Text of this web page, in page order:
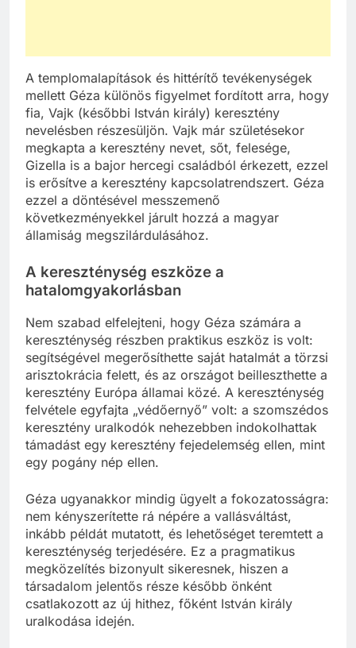
A templomalapítások és hittérítő tevékenységek
mellett Géza különös figyelmet fordított arra, hogy
fia, Vajk (későbbi István király) keresztény
nevelésben részesüljön. Vajk már születésekor
megkapta a keresztény nevet, sőt, felesége,
Gizella is a bajor hercegi családból érkezett, ezzel
is erősítve a keresztény kapcsolatrendszert. Géza
ezzel a döntésével messzemenő
következményekkel járult hozzá a magyar
államiság megszilárdulásához.
A kereszténység eszköze a
hatalomgyakorlásban
Nem szabad elfelejteni, hogy Géza számára a
kereszténység részben praktikus eszköz is volt:
segítségével megerősíthette saját hatalmát a törzsi
arisztokrácia felett, és az országot beilleszthette a
keresztény Európa államai közé. A kereszténység
felvétele egyfajta „védőernyő” volt: a szomszédos
keresztény uralkodók nehezebben indokolhattak
támadást egy keresztény fejedelemség ellen, mint
egy pogány nép ellen.
Géza ugyanakkor mindig ügyelt a fokozatosságra:
nem kényszerítette rá népére a vallásváltást,
inkább példát mutatott, és lehetőséget teremtett a
kereszténység terjedésére. Ez a pragmatikus
megközelítés bizonyult sikeresnek, hiszen a
társadalom jelentős része később önként
csatlakozott az új hithez, főként István király
uralkodása idején.